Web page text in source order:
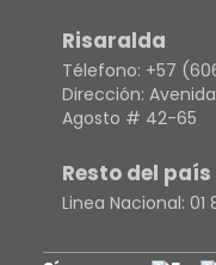
Risaralda
Télefono: +57
Dirección:
Agosto # 42-65
Resto del país
Linea Nacional: 01